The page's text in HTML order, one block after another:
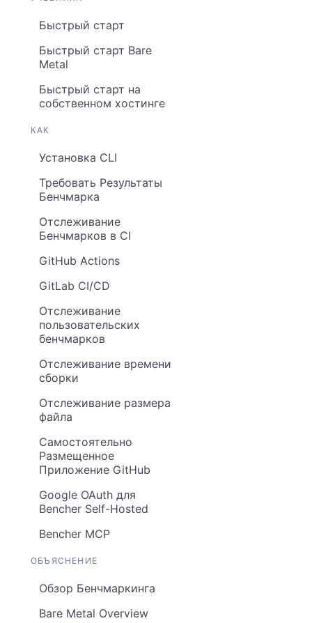
Быстрый старт
Быстрый старт Bare
Metal
Быстрый старт на
собственном хостинге
КАК
Установка CLI
Требовать Результаты
Бенчмарка
Отслеживание
Бенчмарков в CI
GitHub Actions
GitLab CI/CD
Отслеживание
пользовательских
бенчмарков
Отслеживание времени
сборки
Отслеживание размера
файла
Самостоятельно
Размещенное
Приложение GitHub
Google OAuth для
Bencher Self-Hosted
Bencher MCP
ОБЪЯСНЕНИЕ
Обзор Бенчмаркинга
Bare Metal Overview